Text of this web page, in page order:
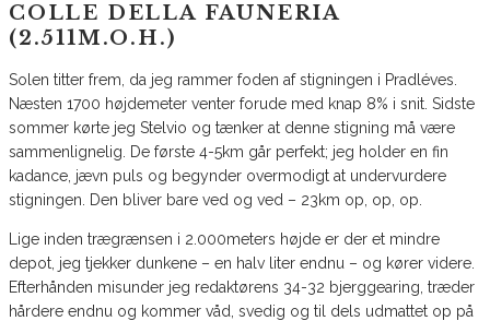
COLLE DELLA FAUNERIA
(2.511M.O.H.)
Solen titter frem, da jeg rammer foden af stigningen i Pradléves.
Næsten 1700 højdemeter venter forude med knap 8% i snit. Sidste
sommer kørte jeg Stelvio og tænker at denne stigning må være
sammenlignelig. De første 4-5km går perfekt; jeg holder en fin
kadance, jævn puls og begynder overmodigt at undervurdere
stigningen. Den bliver bare ved og ved – 23km op, op, op.
Lige inden trægrænsen i 2.000meters højde er der et mindre
depot, jeg tjekker dunkene – en halv liter endnu – og kører videre.
Efterhånden misunder jeg redaktørens 34-32 bjerggearing, træder
hårdere endnu og kommer våd, svedig og til dels udmattet op på